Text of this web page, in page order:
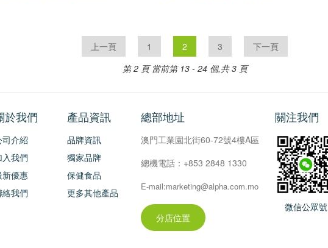
上一頁 1 2 3
下一頁
第 2 頁 當前第 13 - 24 個,共 3 頁
於我們
司介紹
入我們
新優惠
絡我們
產品資訊
品牌資訊
獨家品牌
保健食品
更多其他產品
總部地址
澳門工業園北街60-72號4樓A區
總機電話：+853 2848 1330
E-mail:marketing@alpha.com.mo
分店位置
關注我們
微信公眾號